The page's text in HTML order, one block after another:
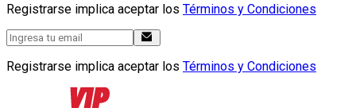
Registrarse implica aceptar los Términos y Condiciones
Registrarse implica aceptar los Términos y Condiciones